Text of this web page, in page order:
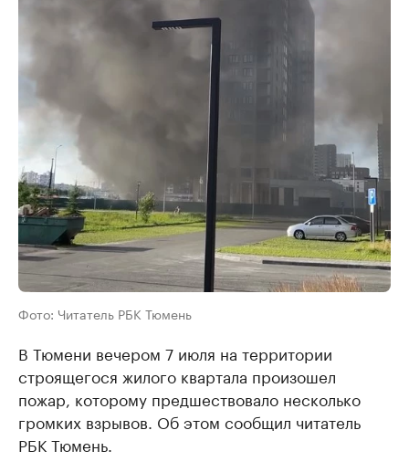
Фото: Читатель РБК Тюмень
В Тюмени вечером 7 июля на территории
строящегося жилого квартала произошел
пожар, которому предшествовало несколько
громких взрывов. Об этом сообщил читатель
РБК Тюмень.